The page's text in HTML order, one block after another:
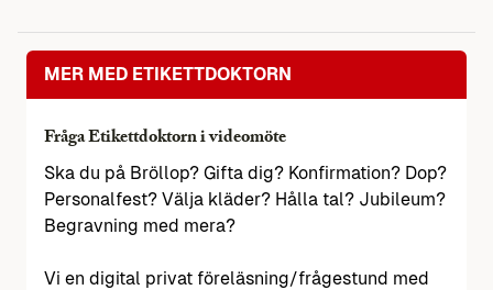
MER MED ETIKETTDOKTORN
Fråga Etikettdoktorn i videomöte
Ska du på Bröllop? Gifta dig? Konfirmation? Dop?
Personalfest? Välja kläder? Hålla tal? Jubileum?
Begravning med mera?
Vi en digital privat föreläsning/frågestund med